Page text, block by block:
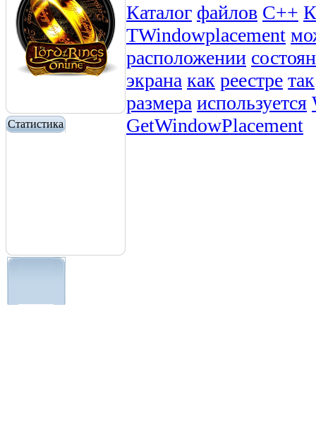
Статистика
Каталог файлов C++
TWindowplacement
расположении
экрана как реестре так
размера используется
GetWindowPlacement